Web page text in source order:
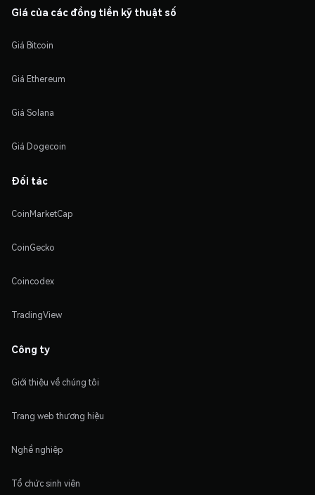
Giá của các đồng tiền kỹ thuật số
Giá Bitcoin
Giá Ethereum
Giá Solana
Giá Dogecoin
Đối tác
CoinMarketCap
CoinGecko
Coincodex
TradingView
Công ty
Giới thiệu về chúng tôi
Trang web thương hiệu
Nghề nghiệp
Tổ chức sinh viên